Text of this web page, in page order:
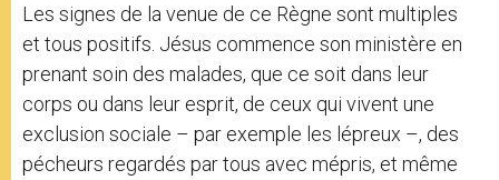
Les signes de la venue de ce Règne sont multiples
et tous positifs. Jésus commence son ministère en
prenant soin des malades, que ce soit dans leur
corps ou dans leur esprit, de ceux qui vivent une
exclusion sociale – par exemple les lépreux –, des
pécheurs regardés par tous avec mépris, et même